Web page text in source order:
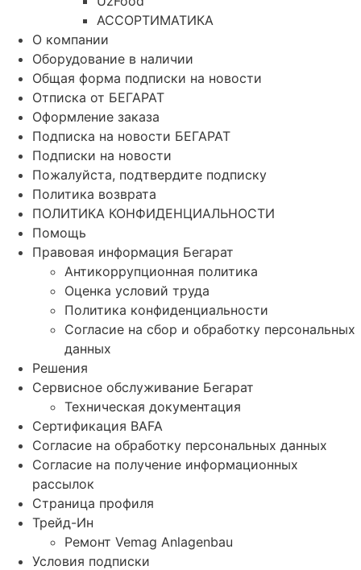
АССОРТИМАТИКА
О компании
Оборудование в наличии
Общая форма подписки на новости
Отписка от БЕГАРАТ
Оформление заказа
Подписка на новости БЕГАРАТ
Подписки на новости
Пожалуйста, подтвердите подписку
Политика возврата
ПОЛИТИКА КОНФИДЕНЦИАЛЬНОСТИ
Помощь
Правовая информация Бегарат
Антикоррупционная политика
Оценка условий труда
Политика конфиденциальности
Согласие на сбор и обработку персональных
данных
Решения
Сервисное обслуживание Бегарат
Техническая документация
Сертификация BAFA
Согласие на обработку персональных данных
Согласие на получение информационных
рассылок
Страница профиля
Трейд-Ин
Ремонт Vemag Anlagenbau
Условия подписки